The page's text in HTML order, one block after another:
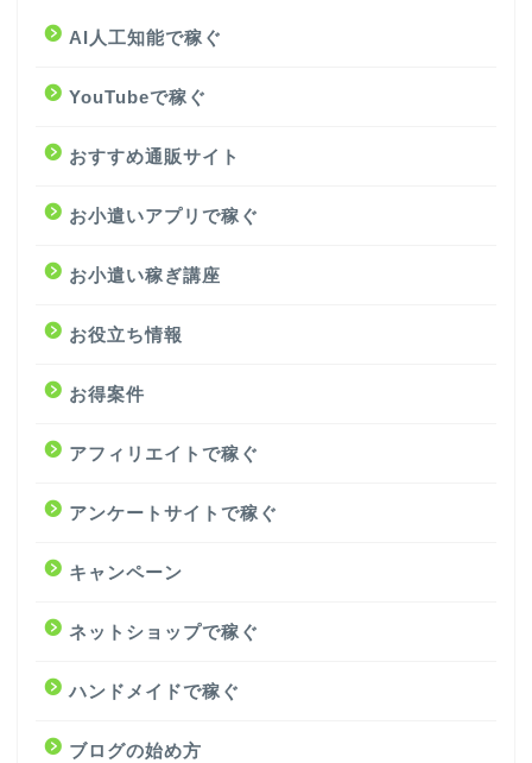
AI人工知能で稼ぐ
YouTubeで稼ぐ
おすすめ通販サイト
お小遣いアプリで稼ぐ
お小遣い稼ぎ講座
お役立ち情報
お得案件
アフィリエイトで稼ぐ
アンケートサイトで稼ぐ
キャンペーン
ネットショップで稼ぐ
ハンドメイドで稼ぐ
ブログの始め方